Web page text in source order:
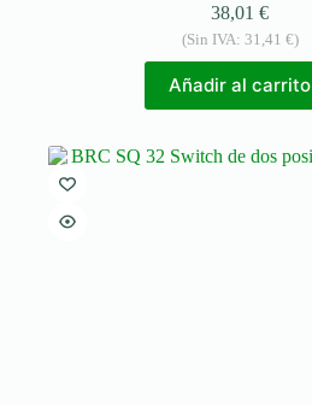
38,01€
(Sin IVA: 31,41 €)
Añadir al carrito